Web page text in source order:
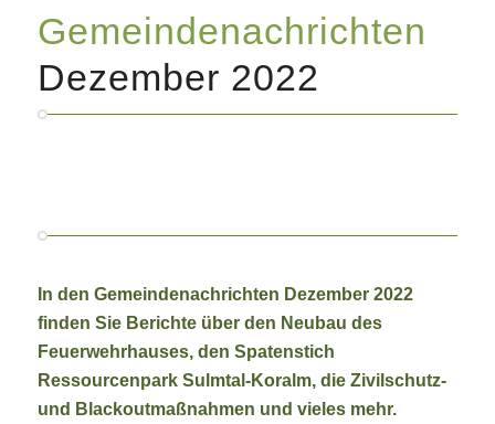
Gemeindenachrichten
Dezember 2022
In den Gemeindenachrichten Dezember 2022
finden Sie Berichte über den Neubau des
Feuerwehrhauses, den Spatenstich
Ressourcenpark Sulmtal-Koralm, die Zivilschutz-
und Blackoutmaßnahmen und vieles mehr.